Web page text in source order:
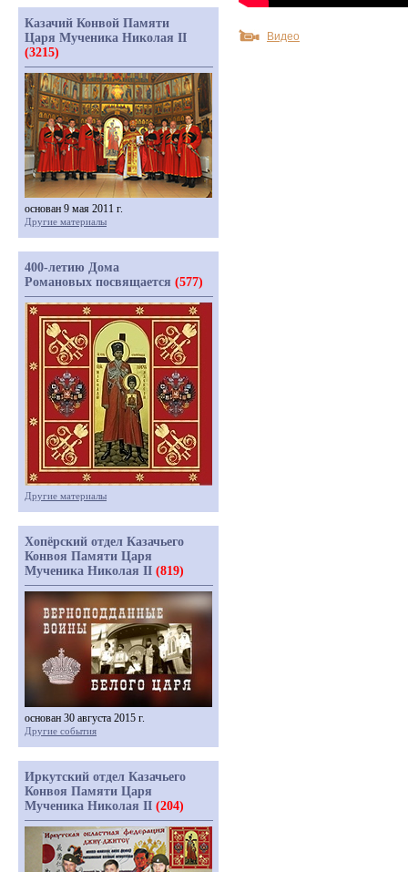
Видео
Казачий Конвой Памяти
Царя Мученика Николая II
(3215)
основан 9 мая 2011 г.
Другие материалы
400-летию Дома
Романовых посвящается (577)
Другие материалы
Хопёрский отдел Казачьего
Конвоя Памяти Царя
Мученика Николая II (819)
основан 30 августа 2015 г.
Другие события
Иркутский отдел Казачьего
Конвоя Памяти Царя
Мученика Николая II (204)